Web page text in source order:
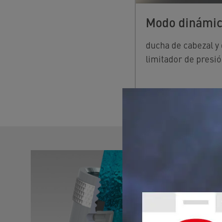
Modo
ducha de cabezal
limitador de